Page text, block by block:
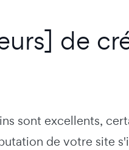
de
sont excellents,
de votre site